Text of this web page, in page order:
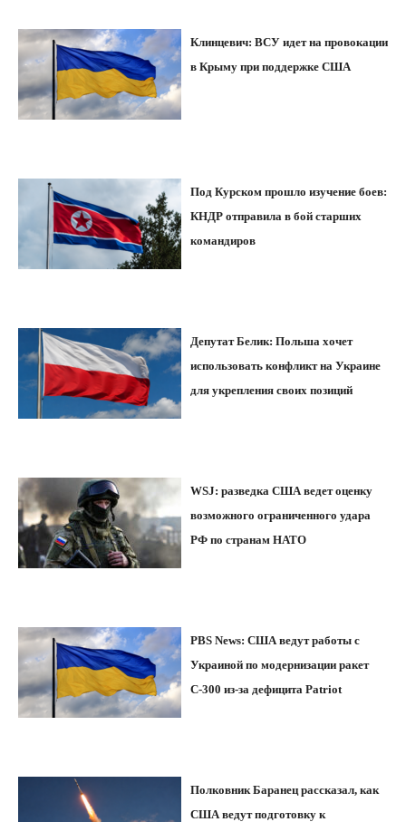
Клинцевич: ВСУ идет на провокации
в Крыму при поддержке США
Под Курском прошло изучение боев:
КНДР отправила в бой старших
командиров
Депутат Белик: Польша хочет
использовать конфликт на Украине
для укрепления своих позиций
WSJ: разведка США ведет оценку
возможного ограниченного удара
РФ по странам НАТО
PBS News: США ведут работы с
Украиной по модернизации ракет
С-300 из-за дефицита Patriot
Полковник Баранец рассказал, как
США ведут подготовку к